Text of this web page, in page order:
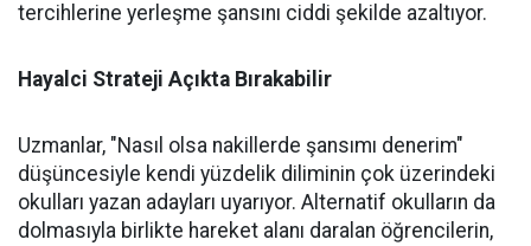
tercihlerine yerleşme şansını ciddi şekilde azaltıyor.
Hayalci Strateji Açıkta Bırakabilir
Uzmanlar, "Nasıl olsa nakillerde şansımı denerim"
düşüncesiyle kendi yüzdelik diliminin çok üzerindeki
okulları yazan adayları uyarıyor. Alternatif okulların da
dolmasıyla birlikte hareket alanı daralan öğrencilerin,